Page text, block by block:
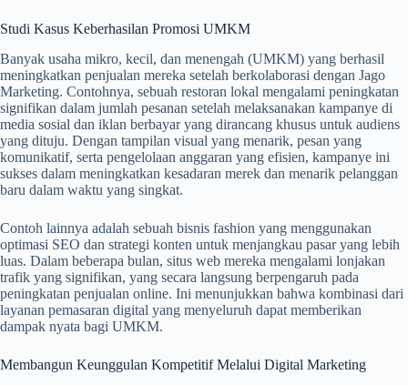
Studi Kasus Keberhasilan Promosi UMKM
Banyak usaha mikro, kecil, dan menengah (UMKM) yang berhasil
meningkatkan penjualan mereka setelah berkolaborasi dengan Jago
Marketing. Contohnya, sebuah restoran lokal mengalami peningkatan
signifikan dalam jumlah pesanan setelah melaksanakan kampanye di
media sosial dan iklan berbayar yang dirancang khusus untuk audiens
yang dituju. Dengan tampilan visual yang menarik, pesan yang
komunikatif, serta pengelolaan anggaran yang efisien, kampanye ini
sukses dalam meningkatkan kesadaran merek dan menarik pelanggan
baru dalam waktu yang singkat.
Contoh lainnya adalah sebuah bisnis fashion yang menggunakan
optimasi SEO dan strategi konten untuk menjangkau pasar yang lebih
luas. Dalam beberapa bulan, situs web mereka mengalami lonjakan
trafik yang signifikan, yang secara langsung berpengaruh pada
peningkatan penjualan online. Ini menunjukkan bahwa kombinasi dari
layanan pemasaran digital yang menyeluruh dapat memberikan
dampak nyata bagi UMKM.
Membangun Keunggulan Kompetitif Melalui Digital Marketing